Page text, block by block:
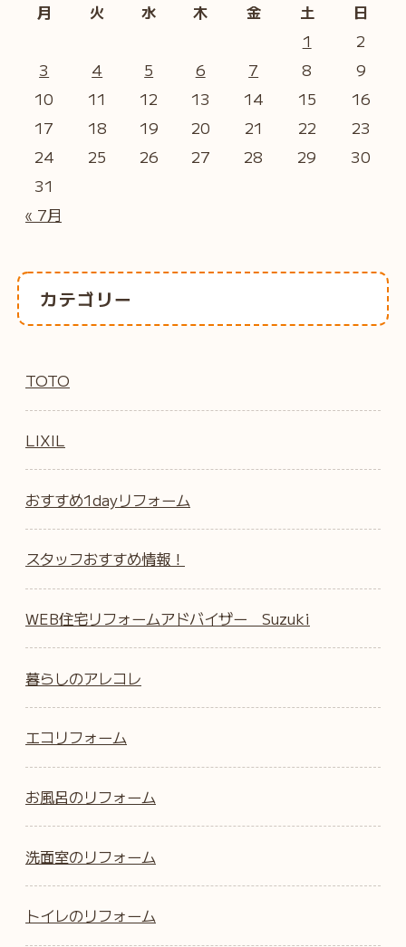
月
火 水 木 金 土 日
« 7月
1
2
3
4 5 6 7 8
9
10
11 12 13 14 15
16
17
18 19 20 21 22
23
24
25 26 27 28 29
30
31
カテゴリー
TOTO
LIXIL
おすすめ1dayリフォーム
スタッフおすすめ情報！
WEB住宅リフォームアドバイザー Suzuki
暮らしのアレコレ
エコリフォーム
お風呂のリフォーム
洗面室のリフォーム
トイレのリフォーム